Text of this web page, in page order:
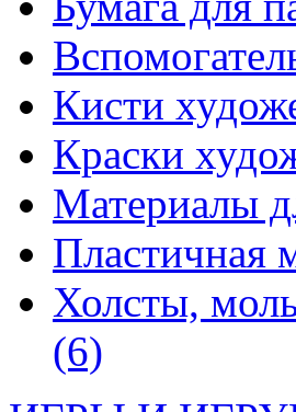
Кисти
Краски
Материалы
Пластичная
Холсты,
(6)